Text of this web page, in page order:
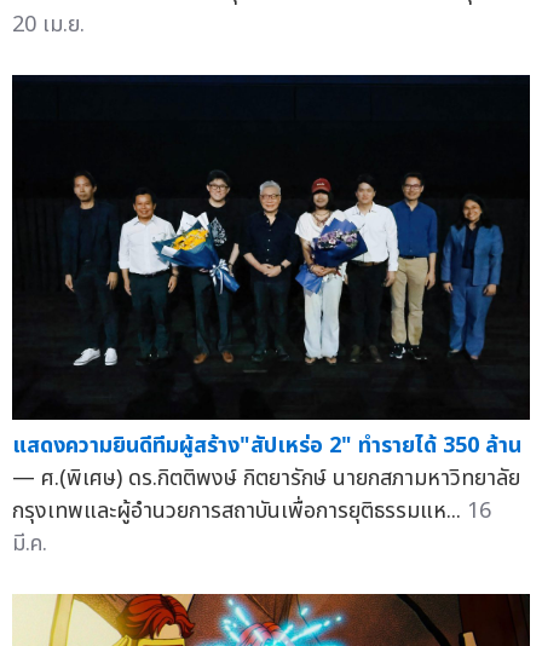
20 เม.ย.
แสดงความยินดีทีมผู้สร้าง"สัปเหร่อ 2" ทำรายได้ 350 ล้าน
— ศ.(พิเศษ) ดร.กิตติพงษ์ กิตยารักษ์ นายกสภามหาวิทยาลัย
กรุงเทพและผู้อำนวยการสถาบันเพื่อการยุติธรรมแห... 16
มี.ค.